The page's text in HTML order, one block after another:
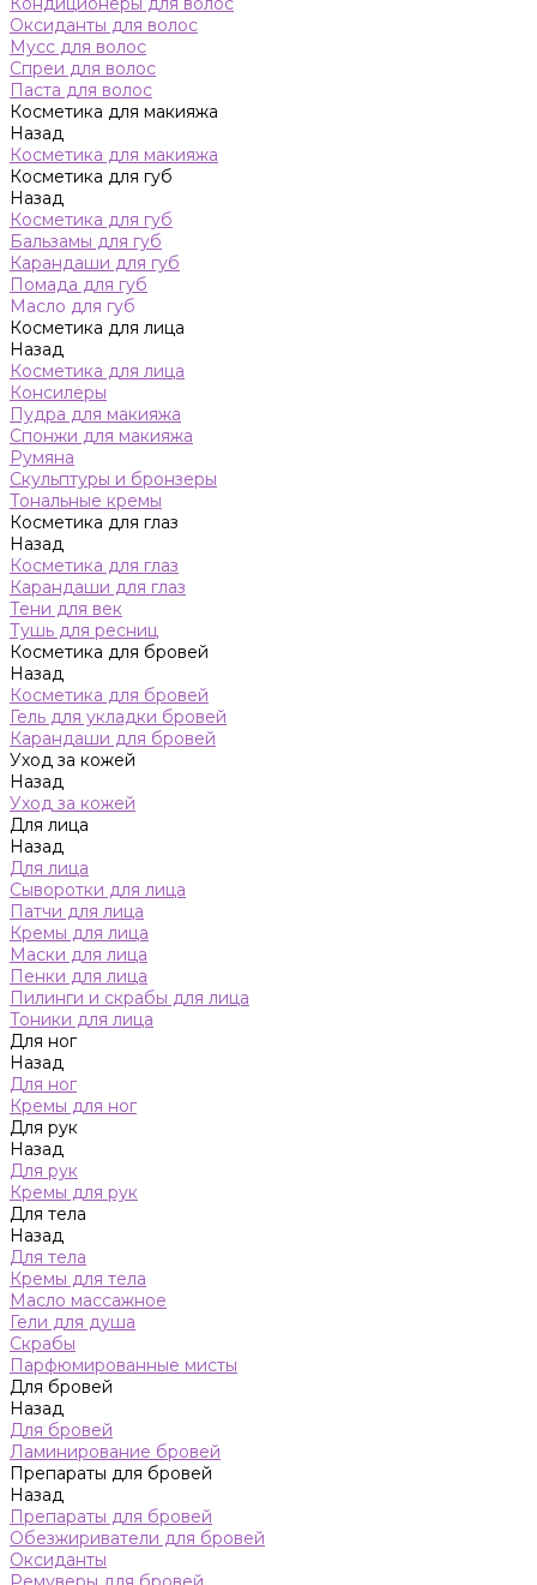
Оксиданты для волос
Мусс для волос
Спреи для волос
Паста для волос
Косметика для макияжа
Назад
Косметика для макияжа
Косметика для губ
Назад
Косметика для губ
Бальзамы для губ
Карандаши для губ
Помада для губ
Масло для губ
Косметика для лица
Назад
Косметика для лица
Консилеры
Пудра для макияжа
Спонжи для макияжа
Румяна
Скульптуры и бронзеры
Тональные кремы
Косметика для глаз
Назад
Косметика для глаз
Карандаши для глаз
Тени для век
Тушь для ресниц
Косметика для бровей
Назад
Косметика для бровей
Гель для укладки бровей
Карандаши для бровей
Уход за кожей
Назад
Уход за кожей
Для лица
Назад
Для лица
Сыворотки для лица
Патчи для лица
Кремы для лица
Маски для лица
Пенки для лица
Пилинги и скрабы для лица
Тоники для лица
Для ног
Назад
Для ног
Кремы для ног
Для рук
Назад
Для рук
Кремы для рук
Для тела
Назад
Для тела
Кремы для тела
Масло массажное
Гели для душа
Скрабы
Парфюмированные мисты
Для бровей
Назад
Для бровей
Ламинирование бровей
Препараты для бровей
Назад
Препараты для бровей
Обезжириватели для бровей
Оксиданты